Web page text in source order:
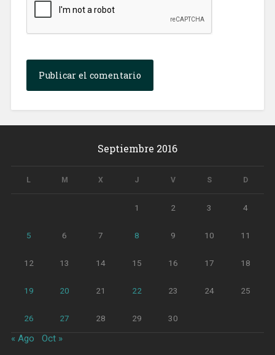
Septiembre 2016
L M X J V S D
1 2 3 4
5 6 7 8 9 10 11
12 13 14 15 16 17 18
19 20 21 22 23 24 25
26 27 28 29 30
« Ago Oct »